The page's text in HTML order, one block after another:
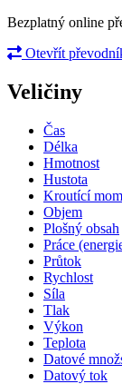
Bezplatný online
Otevřít
Veličiny
Čas
Délka
Hmotnost
Hustota
Kroutící
Objem
Plošný obsah
Práce
Průtok
Rychlost
Síla
Tlak
Výkon
Teplota
Datové
Datový tok